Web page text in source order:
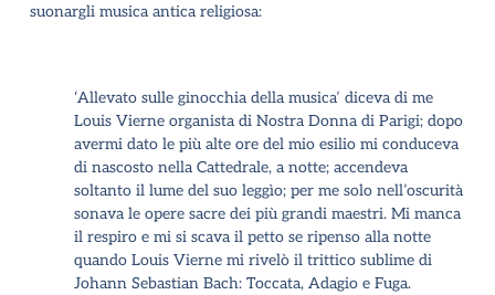
suonargli musica antica religiosa:
‘Allevato sulle ginocchia della musica’ diceva di me
Louis Vierne organista di Nostra Donna di Parigi; dopo
avermi dato le più alte ore del mio esilio mi conduceva
di nascosto nella Cattedrale, a notte; accendeva
soltanto il lume del suo leggìo; per me solo nell’oscurità
sonava le opere sacre dei più grandi maestri. Mi manca
il respiro e mi si scava il petto se ripenso alla notte
quando Louis Vierne mi rivelò il trittico sublime di
Johann Sebastian Bach: Toccata, Adagio e Fuga.